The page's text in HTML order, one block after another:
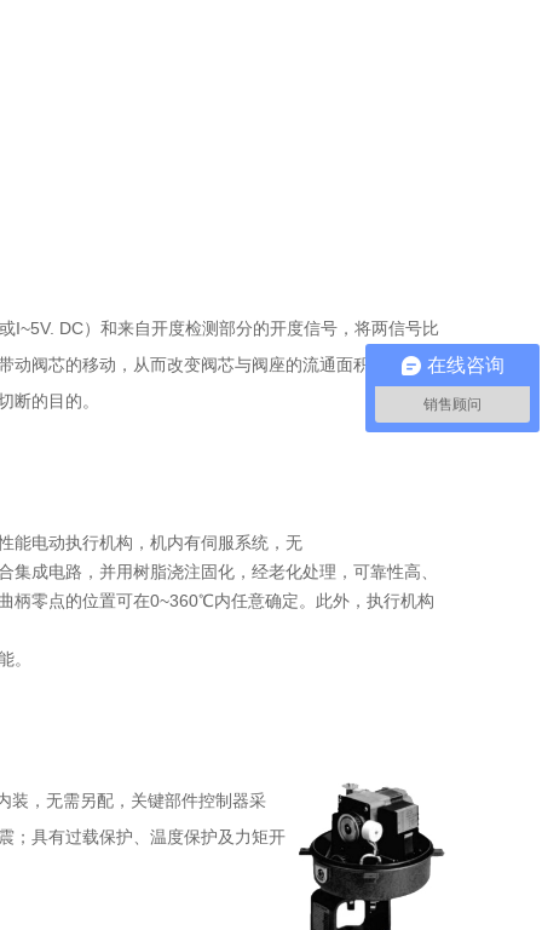
I~5V. DC）和来自开度检测部分的开度信号，将两信号比
动阀芯的移动，从而改变阀芯与阀座的流通面积，直到消
断的目的。
能电动执行机构，机内有伺服系统，无
成电路，并用树脂浇注固化，经老化处理，可靠性高、
柄零点的位置可在0~360℃内任意确定。此外，执行机构
。
装，无需另配，关键部件控制器采
；具有过载保护、温度保护及力矩开
在线咨询
销售顾问